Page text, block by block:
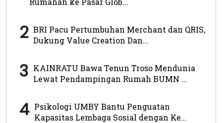
2 BRI Pacu Pertumbuhan Merchant dan QRIS,
Dukung Value Creation Dan...
3 KAINRATU Bawa Tenun Troso Mendunia
Lewat Pendampingan Rumah BUMN ...
4 Psikologi UMBY Bantu Penguatan
Kapasitas Lembaga Sosial dengan Ke...